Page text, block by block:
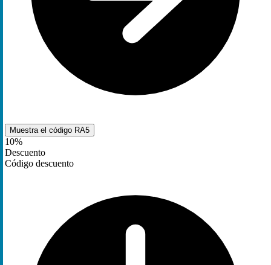
Muestra el código RA5
10%
Descuento
Código descuento